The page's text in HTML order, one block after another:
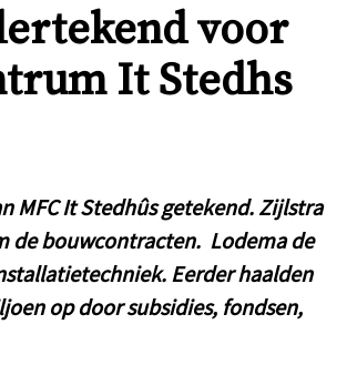
voor
It Stedhs
MFC It Stedhûs getekend. Zijlstra
de bouwcontracten. Lodema de
Eerder haalden
op door subsidies, fondsen,